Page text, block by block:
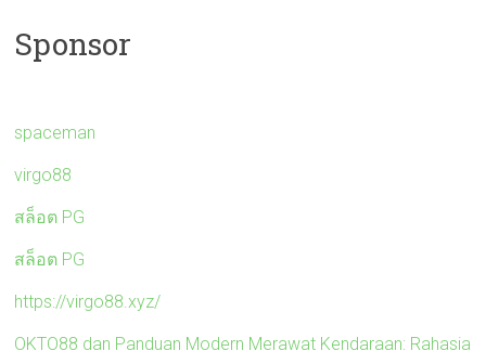
Sponsor
spaceman
virgo88
สล็อต PG
สล็อต PG
https://virgo88.xyz/
OKTO88 dan Panduan Modern Merawat Kendaraan: Rahasia